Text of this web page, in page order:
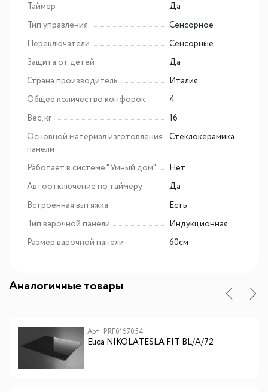
Таймер
Да
Тип управления
Сенсорное
Переключатели
Сенсорные
Защита от детей
Да
Страна производитель
Италия
Общее количество конфорок
4
Вес, кг
16
Основной материал изготовления
панели
Cтеклокерамика
Работает в системе "Умный дом"
Нет
Автоотключение по таймеру
Да
Встроенная вытяжка
Есть
Тип варочной панели
Индукционная
Размер варочной панели
60см
Аналогичные товары
Арт: PRF0167054
Elica NIKOLATESLA FIT BL/A/72